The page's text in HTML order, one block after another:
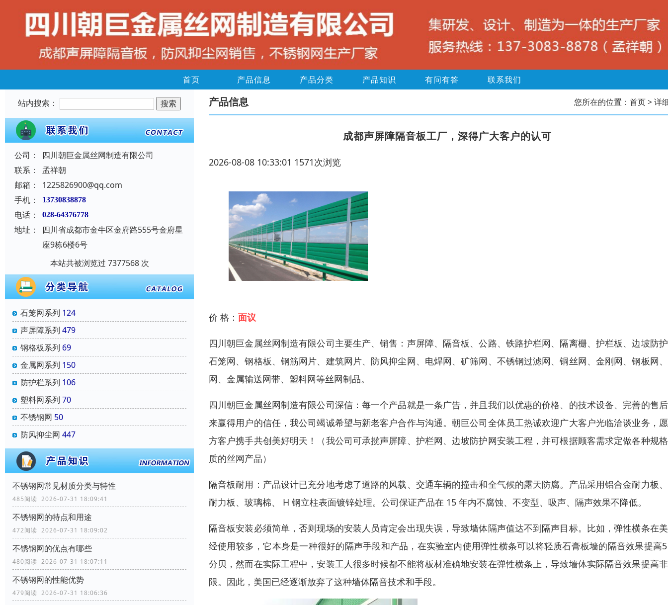
首页 产品信息 产品分类 产品知识 有问有答 联系我们
站内搜索：
公司：
四川朝巨金属丝网制造有限公司
联系：
孟祥朝
邮箱：
1225826900@qq.com
手机：
13730838878
电话： 028-64376778
地址：
四川省成都市金牛区金府路555号金府星
座9栋6楼6号
本站共被浏览过 7377568 次
石笼网系列 124
声屏障系列 479
钢格板系列 69
金属网系列 150
防护栏系列 106
塑料网系列 70
不锈钢网 50
防风抑尘网 447
不锈钢网常见材质分类与特性
485阅读 2026-07-31 18:09:41
不锈钢网的特点和用途
472阅读 2026-07-31 18:09:02
不锈钢网的优点有哪些
480阅读 2026-07-31 18:07:11
不锈钢网的性能优势
479阅读 2026-07-31 18:06:36
产品信息 您所在的位置： 首页> 详
成都声屏障隔音板工厂，深得广大客户的认可
2026-08-08 10:33:01 1571次浏览
价 格： 面议
四川朝巨金属丝网制造有限公司主要生产、销售：声屏障、隔音板、公路、铁路护栏网、隔离栅、护栏板、边坡防
石笼网、钢格板、钢筋网片、建筑网片、防风抑尘网、电焊网、矿筛网、不锈钢过滤网、铜丝网、金刚网、钢板网
网、金属输送网带、塑料网等丝网制品。
四川朝巨金属丝网制造有限公司深信：每一个产品就是一条广告，并且我们以优惠的价格、的技术设备、完善的售
来赢得用户的信任，我公司竭诚希望与新老客户合作与沟通。朝巨公司全体员工热诚欢迎广大客户光临洽谈业务，
方客户携手共创美好明天！（我公司可承揽声屏障、护栏网、边坡防护网安装工程，并可根据顾客需求定做各种规
质的丝网产品）
隔音板耐用：产品设计已充分地考虑了道路的风载、交通车辆的撞击和全气候的露天防腐。产品采用铝合金耐力板
耐力板、玻璃棉、 H 钢立柱表面镀锌处理。公司保证产品在 15 年内不腐蚀、不变型、吸声、隔声效果不降低。
隔音板安装必须简单，否则现场的安装人员肯定会出现失误，导致墙体隔声值达不到隔声目标。比如，弹性横条在
经使用较多，它本身是一种很好的隔声手段和产品，在实验室内使用弹性横条可以将轻质石膏板墙的隔音效果提高
分贝，然而在实际工程中，安装工人很多时候都不能将板材准确地安装在弹性横条上，导致墙体实际隔音效果提高
限。因此，美国已经逐渐放弃了这种墙体隔音技术和手段。